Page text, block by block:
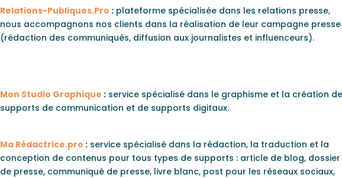
Relations-Publiques.Pro : plateforme spécialisée dans les relations presse,
nous accompagnons nos clients dans la réalisation de leur campagne presse
(rédaction des communiqués, diffusion aux journalistes et influenceurs).
Mon Studio Graphique : service spécialisé dans le graphisme et la création
supports de communication et de supports digitaux.
Ma Rédactrice.pro : service spécialisé dans la rédaction, la traduction et la
conception de contenus pour tous types de supports : article de blog, dossier
de presse, communiqué de presse, livre blanc, post pour les réseaux sociaux,